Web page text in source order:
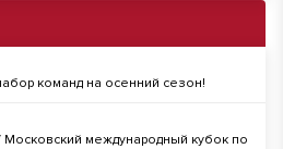
команд на осенний сезон!
Московский международный кубок по